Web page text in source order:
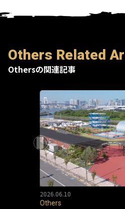
Others Related
Othersの関連記事
2026.06.10
Others